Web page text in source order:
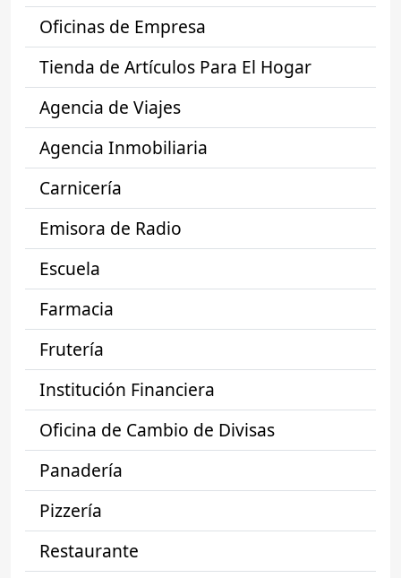
Oficinas de Empresa
Tienda de Artículos Para El Hogar
Agencia de Viajes
Agencia Inmobiliaria
Carnicería
Emisora de Radio
Escuela
Farmacia
Frutería
Institución Financiera
Oficina de Cambio de Divisas
Panadería
Pizzería
Restaurante